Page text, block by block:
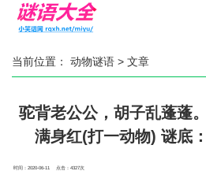
当前位置： 动物谜语 > 文章
驼背老公公，胡子乱蓬蓬
满身红(打一动物) 谜底
时间：2020-06-11 点击：4327次